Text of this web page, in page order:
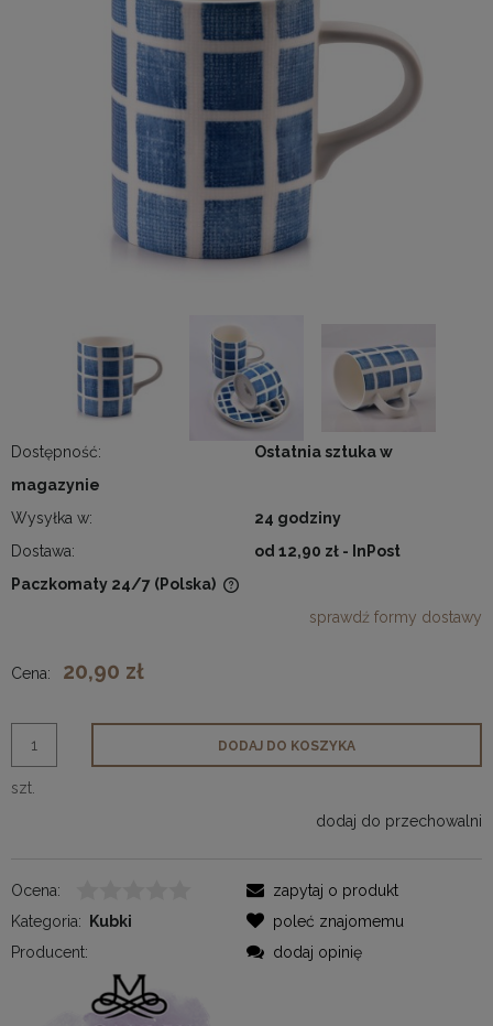
Dostępność:
Ostatnia sztuka w
magazynie
Wysyłka w:
24 godziny
Dostawa:
od 12,90 zł - InPost
Paczkomaty 24/7 (Polska)
sprawdź formy dostawy
Cena: 20,90 zł
szt.
DODAJ DO KOSZYKA
dodaj do przechowalni
Ocena:
Kategoria:
Kubki
Producent:
zapytaj o produkt
poleć znajomemu
dodaj opinię